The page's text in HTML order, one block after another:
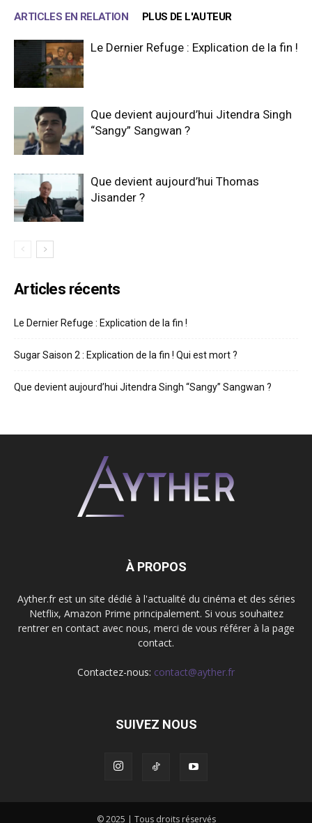
ARTICLES EN RELATION PLUS DE L'AUTEUR
Le Dernier Refuge : Explication de la fin !
Que devient aujourd’hui Jitendra Singh
“Sangy” Sangwan ?
Que devient aujourd’hui Thomas
Jisander ?
Articles récents
Le Dernier Refuge : Explication de la fin !
Sugar Saison 2 : Explication de la fin ! Qui est mort ?
Que devient aujourd’hui Jitendra Singh “Sangy” Sangwan ?
À PROPOS
Ayther.fr est un site dédié à l'actualité du cinéma et des séries
Netflix, Amazon Prime principalement. Si vous souhaitez
rentrer en contact avec nous, merci de vous référer à la page
contact.
Contactez-nous: contact@ayther.fr
SUIVEZ NOUS
© 2025 | Tous droits réservés